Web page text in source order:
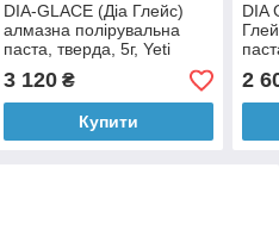
DIA-GLACE (Діа Глейс)
алмазна полірувальна
паста, тверда, 5г, Yeti
Dental (Німеччина).
3 120₴
Купити
DIA
Yeti
2